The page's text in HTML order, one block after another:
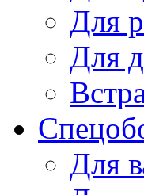
Для
Для
Для